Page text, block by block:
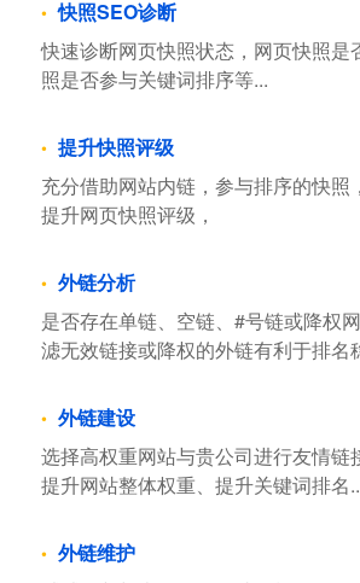
快照SEO诊断
快速诊断网页快照状态，网页快照是
照是否参与关键词排序等...
提升快照评级
充分借助网站内链，参与排序的快照
提升网页快照评级，
外链分析
是否存在单链、空链、#号链或降权
滤无效链接或降权的外链有利于排名
外链建设
选择高权重网站与贵公司进行友情链
提升网站整体权重、提升关键词排名
外链维护